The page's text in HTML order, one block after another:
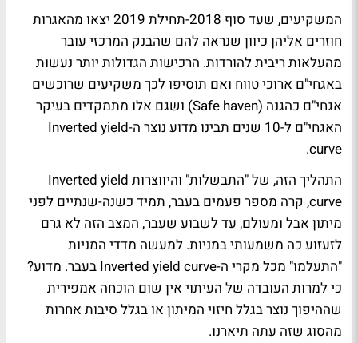
המשקיעים, שעד סוף 2018-תחילת 2019 יצאו מהאגרות
חוזרים אליהן כיוון שנראה להם שהבנק המרכזי עובר
מהעלאות ריבית להורדות. הרכישות הגדולות יותר נעשות
באגחי"ם ארוכי טווח ואם תוסיפו לכך משקיעים שרוכשים
אגחי"ם כהגנה (Safe haven) ושגם אלו מתמקדים בעיקר
האגחי"ם ל-10 שנים תבינו מדוע נוצר ה-Inverted yield
curve.
התהליך הזה, של "התבשלות" והיווצרות Inverted yield
curve, קרה מספר פעמים בעבר, תמיד כשנה-שנתיים לפני
מיתון אבל ומעולם, עד לשבוע שעבר, המצב הזה לא גרם
לזעזוע כה משמעותי במניות. למעשה מדדי המניות
"התעלמו" מכל מקרי ה-Inverted yield curve בעבר. מדוע?
כי למרות העובדה של העיתוי אין שום הוכחה אמפירית
שההיפוך נוצר בגלל חיזוי המיתון או בגלל סיבות אחרות
מהסוג שזה עתה תיארנו.